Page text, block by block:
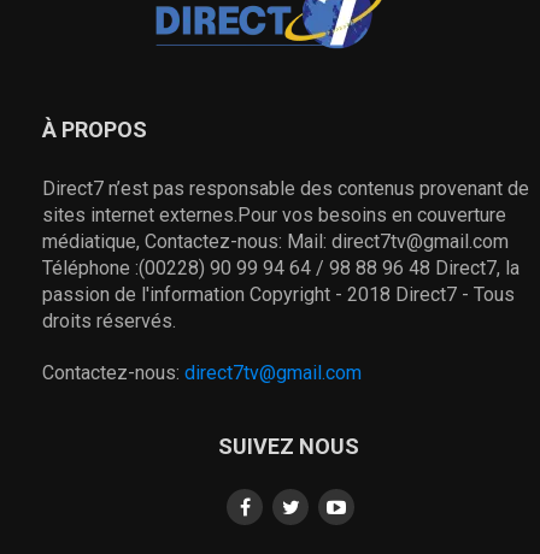
À PROPOS
Direct7 n’est pas responsable des contenus provenant de
sites internet externes.Pour vos besoins en couverture
médiatique, Contactez-nous: Mail: direct7tv@gmail.com
Téléphone :(00228) 90 99 94 64 / 98 88 96 48 Direct7, la
passion de l'information Copyright - 2018 Direct7 - Tous
droits réservés.
Contactez-nous: direct7tv@gmail.com
SUIVEZ NOUS